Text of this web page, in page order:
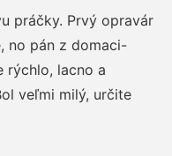
práčky. Prvý opravár
no pán z domaci-
rýchlo, lacno a
veľmi milý, určite